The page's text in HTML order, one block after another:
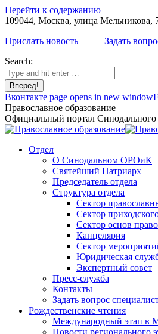
Перейти к содержанию
109044, Москва, улица Мельникова,
Прислать новость
Задать
Search:
Вконтакте page opens in new window
Православное образование
Официальный портал Синодального
Отдел
О Синодальном ОРОиК
Святейший Патриарх
Председатель отдела
Структура отдела
Сектор
Сектор
Сектор основ
Канцелярия
Сектор
Юридическая
Экспертный совет
Пресс-служба
Контакты
Задать вопрос
Рождественские чтения
Международный этап в
Новости регионального